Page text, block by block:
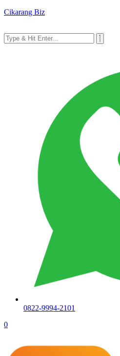
Cikarang Biz
0822-9994-2101
0